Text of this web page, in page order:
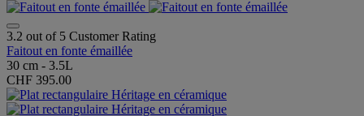
3.2 out of 5 Customer Rating
Faitout en fonte émaillée
30 cm - 3.5L
CHF 395.00